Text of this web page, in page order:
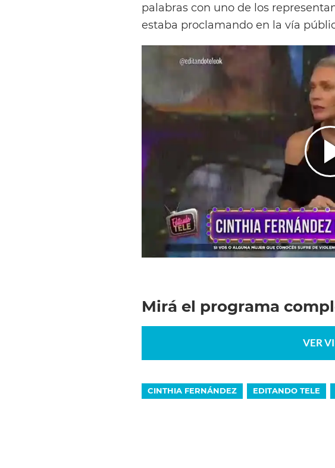
palabras con uno de los
estaba proclamando en la vía
Mirá el programa
VER
CINTHIA FERNÁNDEZ EDITANDO TELE